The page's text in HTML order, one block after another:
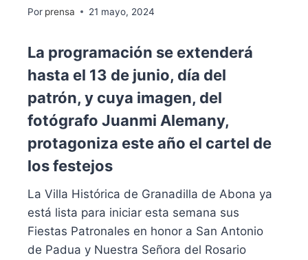
Por prensa 21 mayo, 2024
La programación se extenderá
hasta el 13 de junio, día del
patrón, y cuya imagen, del
fotógrafo Juanmi Alemany,
protagoniza este año el cartel de
los festejos
La Villa Histórica de Granadilla de Abona ya
está lista para iniciar esta semana sus
Fiestas Patronales en honor a San Antonio
de Padua y Nuestra Señora del Rosario